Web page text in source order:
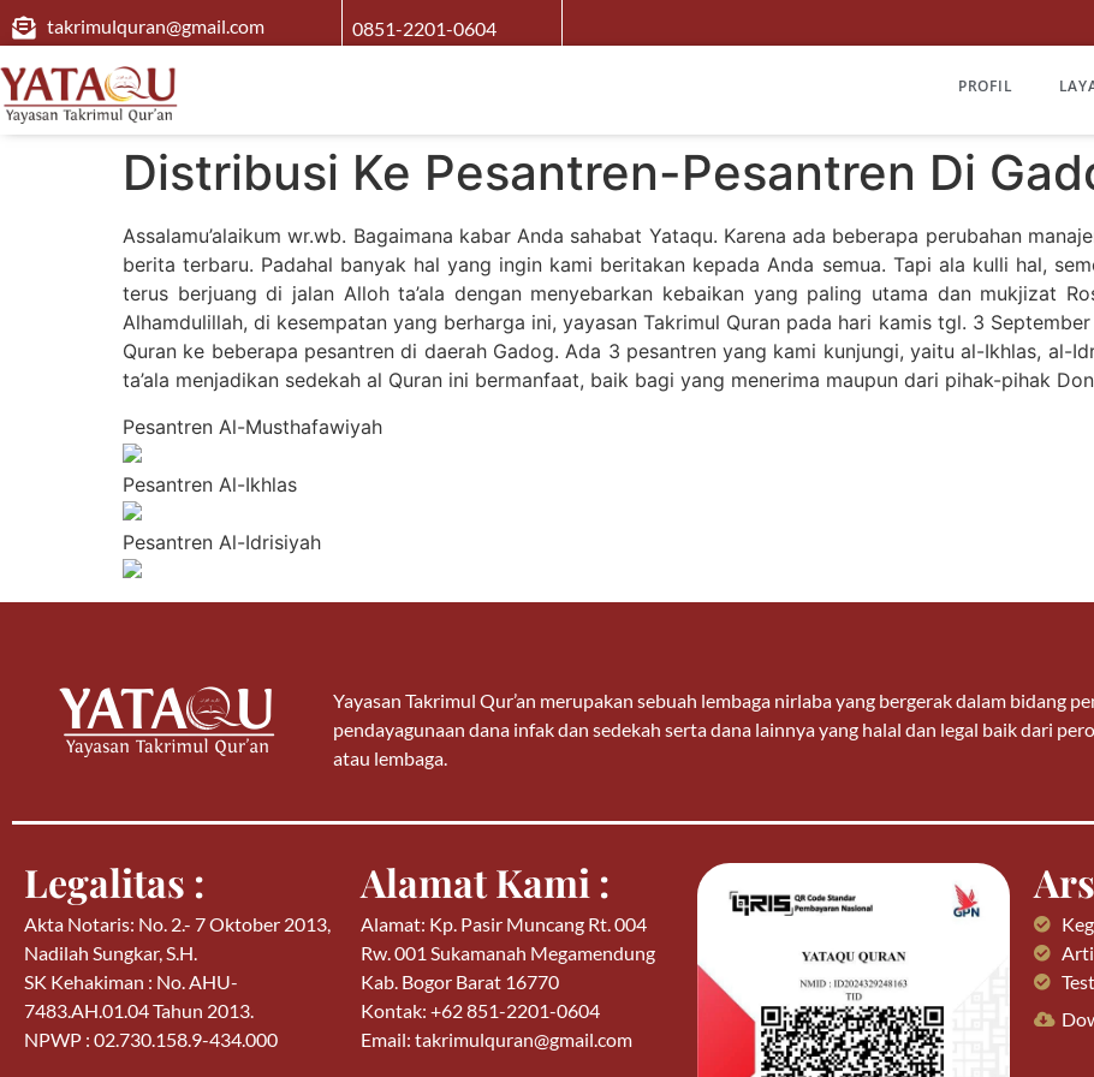
takrimulquran@gmail.com 0851-2201-0604
PROFIL
Distribusi Ke Pesantren-Pesantren Di
Assalamu’alaikum wr.wb. Bagaimana kabar Anda sahabat Yataqu. Karena ada beberapa perubahan
berita terbaru. Padahal banyak hal yang ingin kami beritakan kepada Anda semua. Tapi ala kulli hal,
terus berjuang di jalan Alloh ta’ala dengan menyebarkan kebaikan yang paling utama dan mukjizat
Alhamdulillah, di kesempatan yang berharga ini, yayasan Takrimul Quran pada hari kamis tgl. 3
Quran ke beberapa pesantren di daerah Gadog. Ada 3 pesantren yang kami kunjungi, yaitu al-Ikhlas, al-
ta’ala menjadikan sedekah al Quran ini bermanfaat, baik bagi yang menerima maupun dari pihak-pihak
Pesantren Al-Musthafawiyah
Pesantren Al-Ikhlas
Pesantren Al-Idrisiyah
Yayasan Takrimul Qur’an merupakan sebuah lembaga nirlaba yang bergerak dalam bidang
pendayagunaan dana infak dan sedekah serta dana lainnya yang halal dan legal baik dari
atau lembaga.
Legalitas :
Akta Notaris: No. 2.- 7 Oktober 2013,
Nadilah Sungkar, S.H.
SK Kehakiman : No. AHU-
7483.AH.01.04 Tahun 2013.
NPWP : 02.730.158.9-434.000
Alamat Kami :
Alamat: Kp. Pasir Muncang Rt. 004
Rw. 001 Sukamanah Megamendung
Kab. Bogor Barat 16770
Kontak: +62 851-2201-0604
Email: takrimulquran@gmail.com